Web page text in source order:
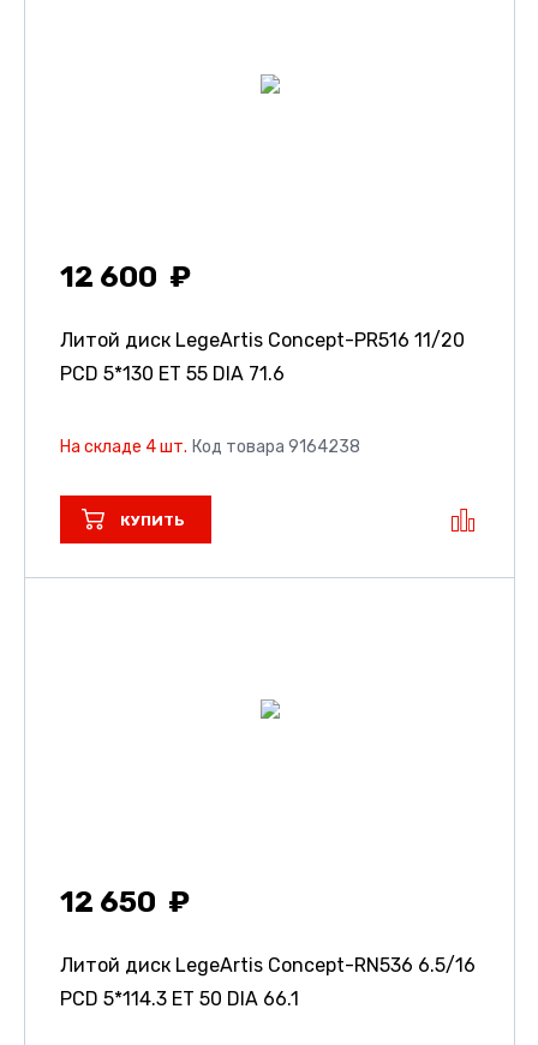
12 600
Литой диск LegeArtis Concept-PR516 11/20
PCD 5*130 ET 55 DIA 71.6
На складе 4 шт. Код товара 9164238
КУПИТЬ
12 650
Литой диск LegeArtis Concept-RN536 6.5/16
PCD 5*114.3 ET 50 DIA 66.1